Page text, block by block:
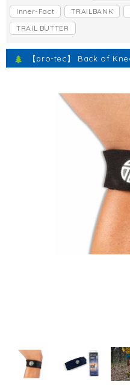
Inner-Fact
TRAILBANK
TRAIL BUTTER
【pro-tec】 Back of